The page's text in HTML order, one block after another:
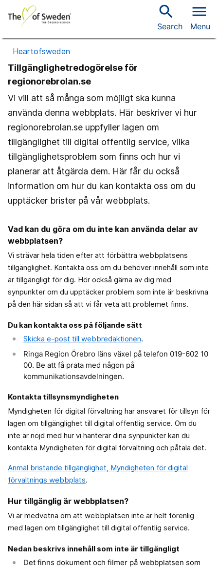
search
Search
menu
Menu
Heartofsweden
Tillgänglighetredogörelse för
regionorebrolan.se
Vi vill att så många som möjligt ska kunna
använda denna webbplats. Här beskriver vi hur
regionorebrolan.se uppfyller lagen om
tillgänglighet till digital offentlig service, vilka
tillgänglighetsproblem som finns och hur vi
planerar att åtgärda dem. Här får du också
information om hur du kan kontakta oss om du
upptäcker brister på vår webbplats.
Vad kan du göra om du inte kan använda delar av
webbplatsen?
Vi strävar hela tiden efter att förbättra webbplatsens
tillgänglighet. Kontakta oss om du behöver innehåll som inte
är tillgängligt för dig. Hör också gärna av dig med
synpunkter om du upptäcker problem som inte är beskrivna
på den här sidan så att vi får veta att problemet finns.
Du kan kontakta oss på följande sätt
Skicka e-post till webbredaktionen.
Ringa Region Örebro läns växel på telefon 019-602 10
00. Be att få prata med någon på
kommunikationsavdelningen.
Kontakta tillsynsmyndigheten
Myndigheten för digital förvaltning har ansvaret för tillsyn för
lagen om tillgänglighet till digital offentlig service. Om du
inte är nöjd med hur vi hanterar dina synpunkter kan du
kontakta Myndigheten för digital förvaltning och påtala det.
Anmäl bristande tillgänglighet, Myndigheten för digital
förvaltnings webbplats.
Hur tillgänglig är webbplatsen?
Vi är medvetna om att webbplatsen inte är helt förenlig
med lagen om tillgänglighet till digital offentlig service.
Nedan beskrivs innehåll som inte är tillgängligt
Det finns dokument och filmer på webbplatsen som